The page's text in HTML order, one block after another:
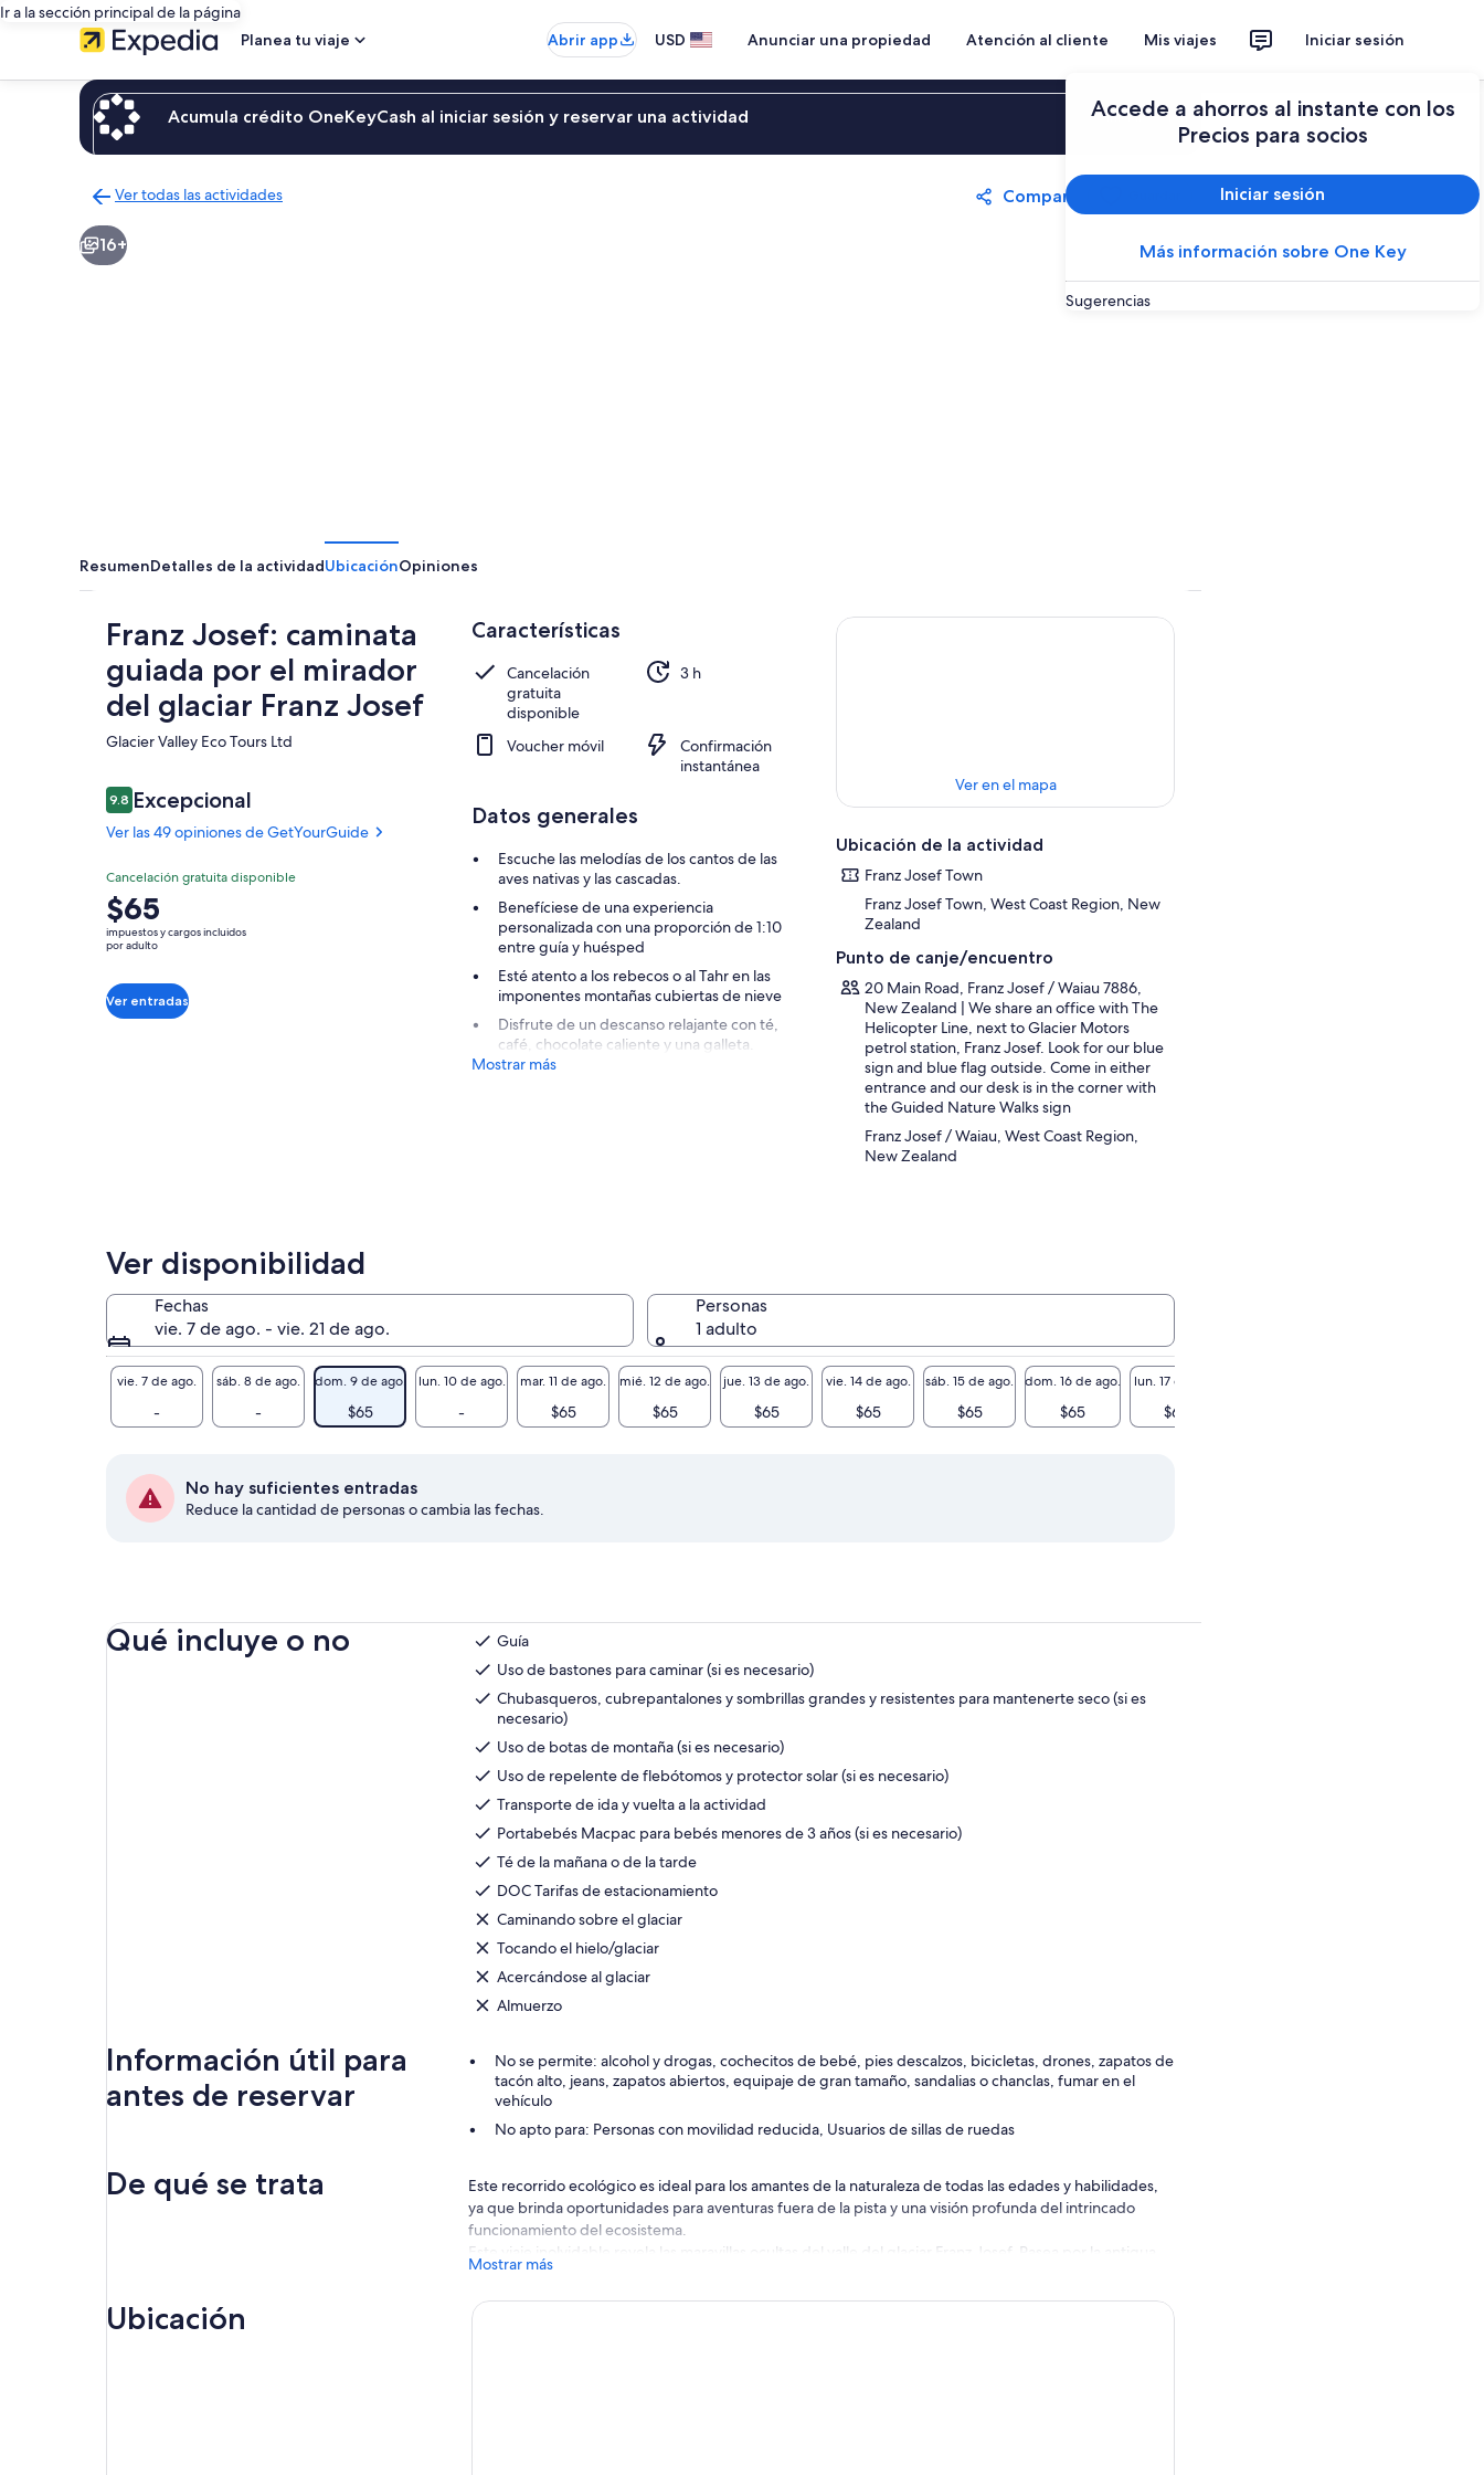
Ir a la sección principal de la página
Planea tu viaje
Abrir app USD Anunciar una propiedad Atención al cliente Mis viajes Iniciar sesión
Accede a ahorros al instante con los
Precios para socios
Iniciar sesión
Más información sobre One Key
Sugerencias
Acumula crédito OneKeyCash al iniciar sesión y reservar una actividad Iniciar sesión
Ver todas las actividades
a
la
Compartir
16+
ResumenDetalles de la actividadUbicaciónOpiniones
Franz Josef: caminata
guiada por el mirador
del glaciar Franz Josef
Glacier Valley Eco Tours Ltd​
Opiniones
9.89.8 de 10,
Excepcional
Ver las 49 opiniones de GetYourGuide
9.89.8 de 10
Excepcional
Ver las 49
opiniones de
GetYourGuide
Cancelación gratuita disponible
El
precio
es
$65.
por
$65
impuestos y cargos incluidos
por adulto
Ver entradas
Características
Cancelación
gratuita
disponible
3 h
Voucher móvil
Confirmación
instantánea
Datos generales
Escuche las melodías de los cantos de las
aves nativas y las cascadas.
Benefíciese de una experiencia
personalizada con una proporción de 1:10
entre guía y huésped
Esté atento a los rebecos o al Tahr en las
imponentes montañas cubiertas de nieve
Disfrute de un descanso relajante con té,
café, chocolate caliente y una galleta.
Mostrar más
Ver en el mapa
Ubicación de la actividad
Franz Josef Town
Franz Josef Town, West Coast Region, New
Zealand
Punto de canje/encuentro
20 Main Road, Franz Josef / Waiau 7886,
New Zealand | We share an office with The
Helicopter Line, next to Glacier Motors
petrol station, Franz Josef. Look for our blue
sign and blue flag outside. Come in either
entrance and our desk is in the corner with
the Guided Nature Walks sign
Franz Josef / Waiau, West Coast Region,
New Zealand
Ver disponibilidad
Fechas
vie. 7 de ago. - vie. 21 de ago.
Personas
1 adulto
vie. 7 de ago.
-
sáb. 8 de ago.
-
dom. 9 de ago.
$65
lun. 10 de ago.
-
mar. 11 de ago.
$65
mié. 12 de ago.
$65
jue. 13 de ago.
$65
vie. 14 de ago.
$65
sáb. 15 de ago.
$65
dom. 16 de ago.
$65
lun. 17 de ago.
$65
No hay suficientes entradas
Reduce la cantidad de personas o cambia las fechas.
Qué incluye o no
Guía
Uso de bastones para caminar (si es necesario)
Chubasqueros, cubrepantalones y sombrillas grandes y resistentes para mantenerte seco (si es
necesario)
Uso de botas de montaña (si es necesario)
Uso de repelente de flebótomos y protector solar (si es necesario)
Transporte de ida y vuelta a la actividad
Portabebés Macpac para bebés menores de 3 años (si es necesario)
Té de la mañana o de la tarde
DOC Tarifas de estacionamiento
Caminando sobre el glaciar
Tocando el hielo/glaciar
Acercándose al glaciar
Almuerzo
Información útil para
antes de reservar
No se permite: alcohol y drogas, cochecitos de bebé, pies descalzos, bicicletas, drones, zapatos de
tacón alto, jeans, zapatos abiertos, equipaje de gran tamaño, sandalias o chanclas, fumar en el
vehículo
No apto para: Personas con movilidad reducida, Usuarios de sillas de ruedas
De qué se trata
Este recorrido ecológico es ideal para los amantes de la naturaleza de todas las edades y habilidades,
ya que brinda oportunidades para aventuras fuera de la pista y una visión profunda del intrincado
funcionamiento del ecosistema.
Este viaje inolvidable revela las maravillas ocultas del valle del glaciar Franz Josef. Pasea por la antigua
selva tropical nativa de podocarpos, pasea por un río prístino alimentado por glaciares y maravíllate
ante los reflejos en forma de espejo de las montañas cubiertas de nieve en un antiguo lago caldero.
Únase a nosotros para disfrutar de una experiencia que combina la belleza natural serena con la
Mostrar más
Ubicación